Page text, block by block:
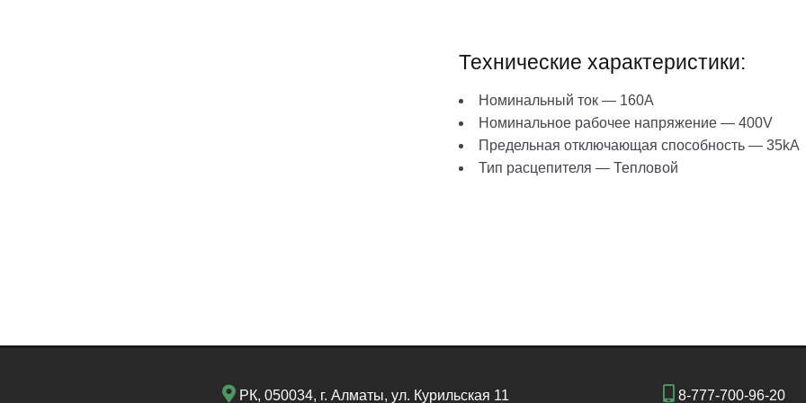
Технические характеристики:
Номинальный ток — 160A
Номинальное рабочее напряжение — 400V
Предельная отключающая способность — 35kA
Тип расцепителя — Тепловой
РК, 050034, г. Алматы, ул. Курильская 11 8-777-700-96-20